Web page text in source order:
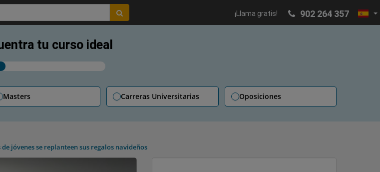
¡Llama gratis! 902 264 357
tu curso ideal
Masters Carreras Universitarias Oposiciones
jóvenes se replanteen sus regalos navideños